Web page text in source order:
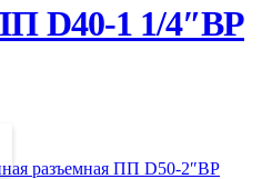
D40-1 1/4″ВР